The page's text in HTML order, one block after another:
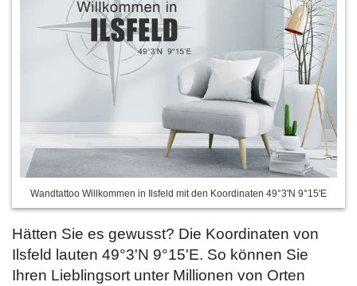
Wandtattoo Willkommen in Ilsfeld mit den Koordinaten 49°3'N 9°15'E
Hätten Sie es gewusst? Die Koordinaten von
Ilsfeld lauten 49°3'N 9°15'E. So können Sie
Ihren Lieblingsort unter Millionen von Orten